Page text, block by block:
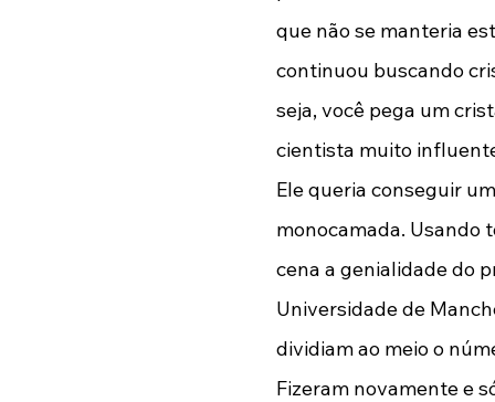
que não se manteria
continuou buscando
seja, você pega um
cientista muito
Ele queria conseguir
monocamada. Usando
cena a genialidade do
Universidade de
dividiam ao meio o
Fizeram novamente e